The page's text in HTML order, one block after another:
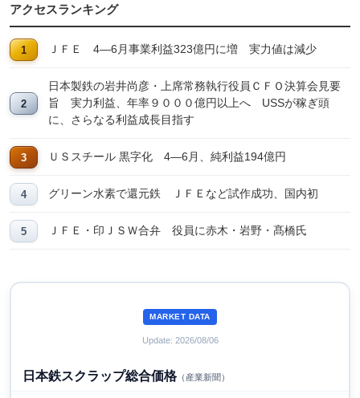
アクセスランキング
ＪＦＥ 4―6月事業利益323億円に増 実力値は減少
日本製鉄の岩井尚彦・上席常務執行役員ＣＦＯ決算会見要
旨 実力利益、年率９０００億円以上へ USSが稼ぎ頭
に、さらなる利益成長目指す
ＵＳスチール 黒字化 4―6月、純利益194億円
グリーン水素で還元鉄 ＪＦＥなど試作成功、国内初
ＪＦＥ・印ＪＳＷ合弁 役員に赤木・岩野・髙橋氏
MARKET DATA
Update: 2026/08/06
日本鉄スクラップ総合価格（産業新聞）